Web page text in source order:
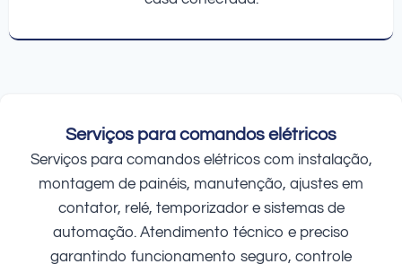
Serviços para comandos elétricos
Serviços para comandos elétricos com instalação,
montagem de painéis, manutenção, ajustes em
contator, relé, temporizador e sistemas de
automação. Atendimento técnico e preciso
garantindo funcionamento seguro, controle